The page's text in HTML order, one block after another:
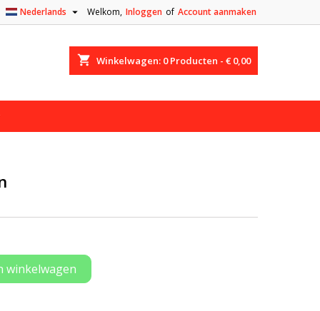
Welkom, Inloggen of Account aanmaken
Nederlands 
shopping_cart Winkelwagen: 0Producten - € 0,00
winkelwagen